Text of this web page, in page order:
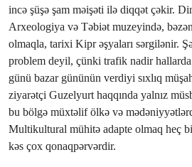
incə şüşə şam məişəti ilə diqqət çəkir.
Arxeologiya və Təbiət muzeyində,
olmaqla, tarixi Kipr əşyaları sərgilənir.
problem deyil, çünki trafik nadir hallarda
günü bazar gününün verdiyi sıxlıq
ziyarətçi Guzelyurt haqqında yalnız
bu bölgə müxtəlif ölkə və
Multikultural mühitə adapte olmaq heç
kəs çox qonaqpərvərdir.